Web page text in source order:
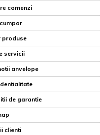
comenzi
produse
servicii
anvelope
de garantie
clienti